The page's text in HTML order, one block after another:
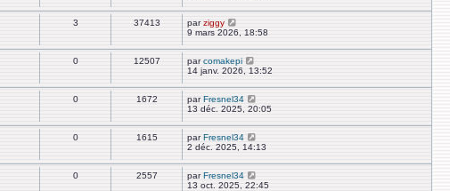
3 37413 parziggy
9 mars 2026, 18:58
0 12507 parcomakepi
14 janv. 2026, 13:52
0 1672 parFresnel34
13 déc. 2025, 20:05
0 1615 parFresnel34
2 déc. 2025, 14:13
0 2557 parFresnel34
13 oct. 2025, 22:45